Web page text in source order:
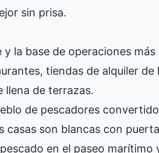
sin prisa.
la base de operaciones más
tiendas de alquiler de
llena de terrazas.
de pescadores
casas son blancas con
en el paseo marítimo